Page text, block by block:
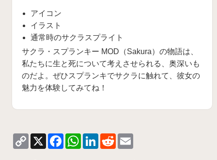
アイコン
イラスト
通常時のサクラスプライト
サクラ・スプランキー MOD（Sakura）の物語は、
私たちに生と死について考えさせられる、奥深いも
のだよ。ぜひスプランキでサクラに触れて、彼女の
魅力を体験してみてね！
Copy
Link
X FacebookWhatsApp
LinkedIn
Reddit